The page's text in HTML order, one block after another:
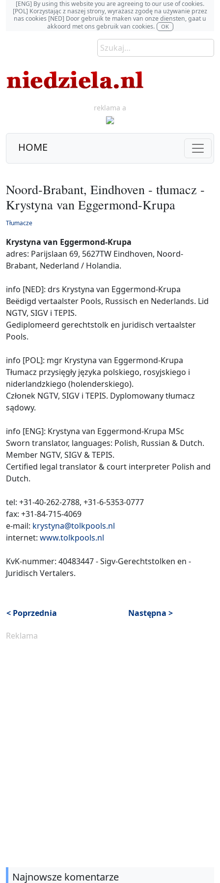
[ENG] By using this website you are agreeing to our use of cookies.
[POL] Korzystając z naszej strony, wyrażasz zgodę na używanie przez
nas cookies [NED] Door gebruik te maken van onze diensten, gaat u
akkoord met ons gebruik van cookies.
OK
reklama a
HOME
Noord-Brabant, Eindhoven - tłumacz -
Krystyna van Eggermond-Krupa
Tłumacze
Krystyna van Eggermond-Krupa
adres: Parijslaan 69, 5627TW Eindhoven, Noord-
Brabant, Nederland / Holandia.
info [NED]: drs Krystyna van Eggermond-Krupa
Beëdigd vertaalster Pools, Russisch en Nederlands. Lid
NGTV, SIGV i TEPIS.
Gediplomeerd gerechtstolk en juridisch vertaalster
Pools.
info [POL]: mgr Krystyna van Eggermond-Krupa
Tłumacz przysięgły języka polskiego, rosyjskiego i
niderlandzkiego (holenderskiego).
Członek NGTV, SIGV i TEPIS. Dyplomowany tłumacz
sądowy.
info [ENG]: Krystyna van Eggermond-Krupa MSc
Sworn translator, languages: Polish, Russian & Dutch.
Member NGTV, SIGV & TEPIS.
Certified legal translator & court interpreter Polish and
Dutch.
tel: +31-40-262-2788, +31-6-5353-0777
fax: +31-84-715-4069
e-mail: krystyna@tolkpools.nl
internet: www.tolkpools.nl
KvK-nummer: 40483447 - Sigv-Gerechtstolken en -
Juridisch Vertalers.
< Poprzednia Następna >
Reklama
Najnowsze komentarze